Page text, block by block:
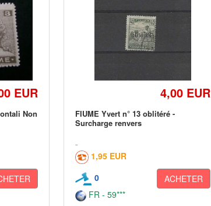
EUR
Non
4,00 EUR
FIUME Yvert n° 13 oblitéré -
Surcharge renvers
1,95 EUR
0
ACHETER
FR - 59***